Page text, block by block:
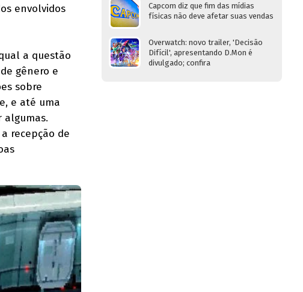
envolvidos
a questão
gênero e
sobre
e até uma
algumas.
recepção de
Capcom diz que fim das mídias
físicas não deve afetar suas vendas
Overwatch: novo trailer, 'Decisão
Difícil', apresentando D.Mon é
divulgado; confira